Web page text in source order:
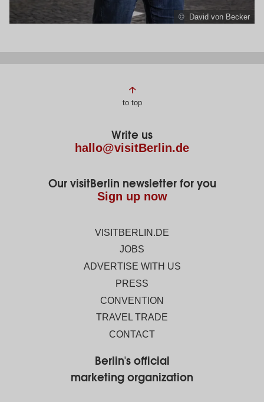
© David von Becker
Page
to top
Write us
hallo@visitBerlin.de
Our visitBerlin newsletter for you
Sign up now
VISITBERLIN.DE
JOBS
ADVERTISE WITH US
PRESS
CONVENTION
TRAVEL TRADE
CONTACT
Berlin's official
marketing organization